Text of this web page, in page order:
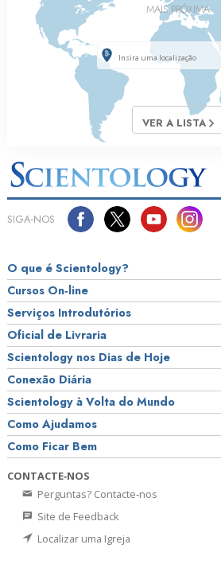
MAIS PRÓXIMA
VER A LISTA
SIGA‑NOS
O que é Scientology?
Cursos On‑line
Serviços Introdutórios
Oficial de Livraria
Scientology nos Dias de Hoje
Conexão Diária
Scientology à Volta do Mundo
Como Ajudamos
Como Ficar Bem
CONTACTE‑NOS
Perguntas? Contacte‑nos
Site de Feedback
Localizar uma Igreja